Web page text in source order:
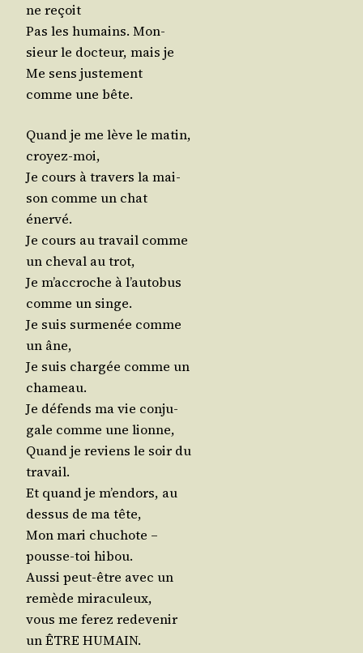
ne reçoit
Pas les humains. Mon­
sieur le doc­teur, mais je
Me sens jus­te­ment
comme une bête.
Quand je me lève le matin,
croyez-moi,
Je cours à tra­vers la mai­
son comme un chat
énervé.
Je cours au tra­vail comme
un che­val au trot,
Je m’ac­croche à l’au­to­bus
comme un singe.
Je suis sur­me­née comme
un âne,
Je suis char­gée comme un
chameau.
Je défends ma vie conju­
gale comme une lionne,
Quand je reviens le soir du
travail.
Et quand je m’en­dors, au
des­sus de ma tête,
Mon mari chu­chote –
pousse-toi hibou.
Aus­si peut-être avec un
remède miraculeux,
vous me ferez rede­ve­nir
un ÊTRE HUMAIN.